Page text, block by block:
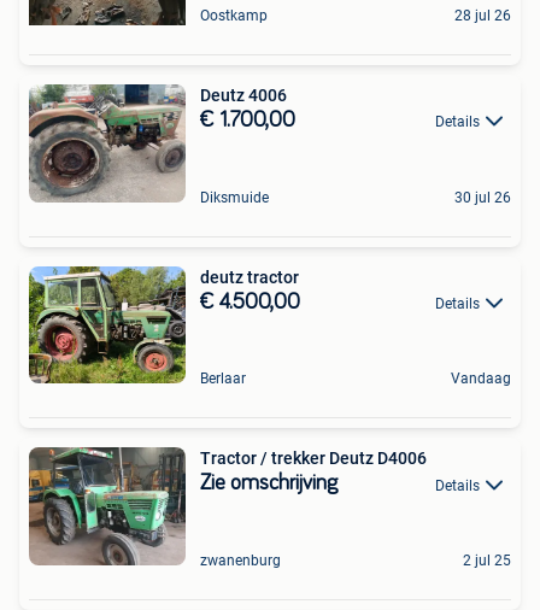
Oostkamp 28 jul 26
Deutz 4006
€ 1.700,00 Details
Diksmuide 30 jul 26
deutz tractor
€ 4.500,00 Details
Berlaar Vandaag
Tractor / trekker Deutz D4006
Zie omschrijving Details
zwanenburg 2 jul 25